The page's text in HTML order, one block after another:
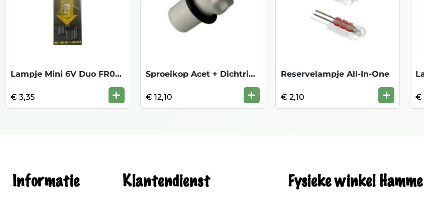
Lampje Mini 6V Duo FR0490BLI
€ 3,35 +
Sproeikop Acet + Dichtring 14 lit E01100
€ 12,10 +
Reservelampje All-In-One
€ 2,10 + €
Informatie Klantendienst Fysieke winkel Hamme